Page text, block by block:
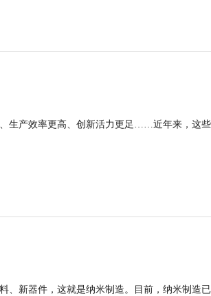
生产效率更高、创新活力更足……近年来，这
、新器件，这就是纳米制造。目前，纳米制造